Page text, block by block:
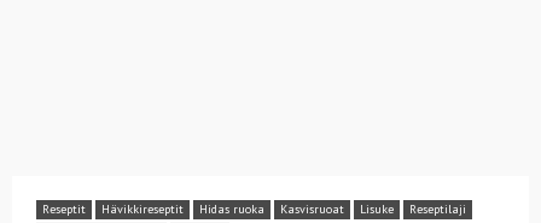
Reseptit Hävikkireseptit Hidas ruoka Kasvisruoat Lisuke
Reseptilaji